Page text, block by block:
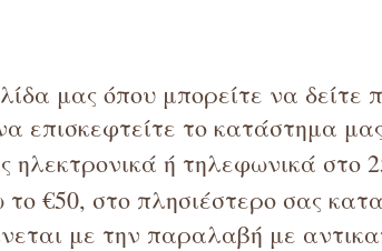
μας όπου μπορείτε να δείτε
επισκεφτείτε το κατάστημα
ηλεκτρονικά ή τηλεφωνικά στο
€50, στο πλησιέστερο σας
με την παραλαβή με